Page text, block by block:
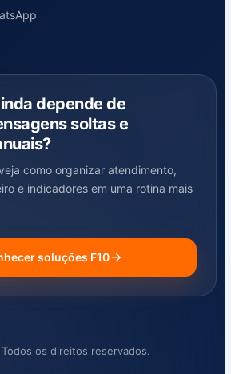
depende de
soltas e
como organizar atendimento,
e indicadores em uma rotina mais
soluções F10
os direitos reservados.